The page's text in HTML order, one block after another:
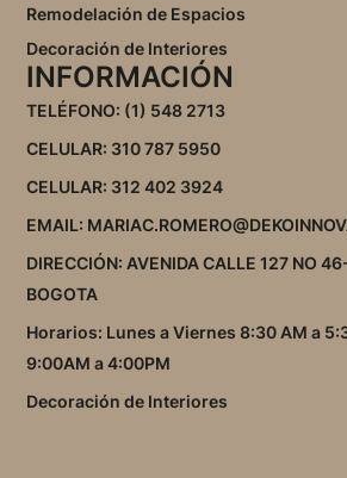
Remodelación de Espacios
Decoración de Interiores
INFORMACIÓN
TELÉFONO: (1) 548 2713
CELULAR: 310 787 5950
CELULAR: 312 402 3924
EMAIL:
DIRECCIÓN: AVENIDA CALLE 127 NO
BOGOTA
Horarios: Lunes a Viernes 8:30 AM a
9:00AM a 4:00PM
Decoración de Interiores